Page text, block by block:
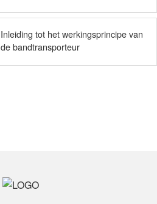
Inleiding tot het werkingsprincipe van
de bandtransporteur